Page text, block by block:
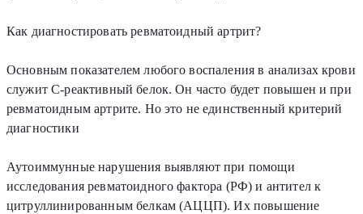
Как диагностировать ревматоидный артрит?
Основным показателем любого воспаления в анализах крови
служит С-реактивный белок. Он часто будет повышен и при
ревматоидным артрите. Но это не единственный критерий
диагностики
Аутоиммунные нарушения выявляют при помощи
исследования ревматоидного фактора (РФ) и антител к
цитруллинированным белкам (АЦЦП). Их повышение